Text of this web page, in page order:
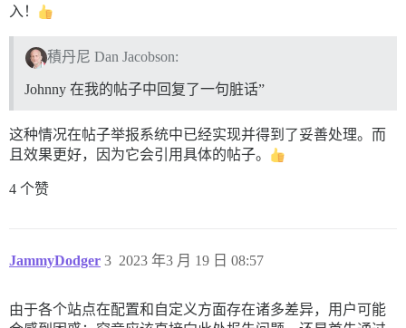
入！
積丹尼 Dan Jacobson:
Johnny 在我的帖子中回复了一句脏话”
这种情况在帖子举报系统中已经实现并得到了妥善处理。而
且效果更好，因为它会引用具体的帖子。
4 个赞
JammyDodger 2023 年3 月 19 日 08:57
3
由于各个站点在配置和自定义方面存在诸多差异，用户可能